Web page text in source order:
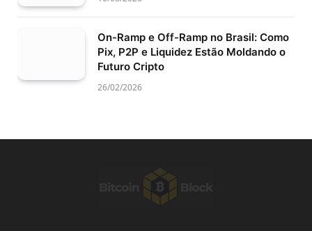
On-Ramp e Off-Ramp no Brasil: Como
Pix, P2P e Liquidez Estão Moldando o
Futuro Cripto
26/02/2026